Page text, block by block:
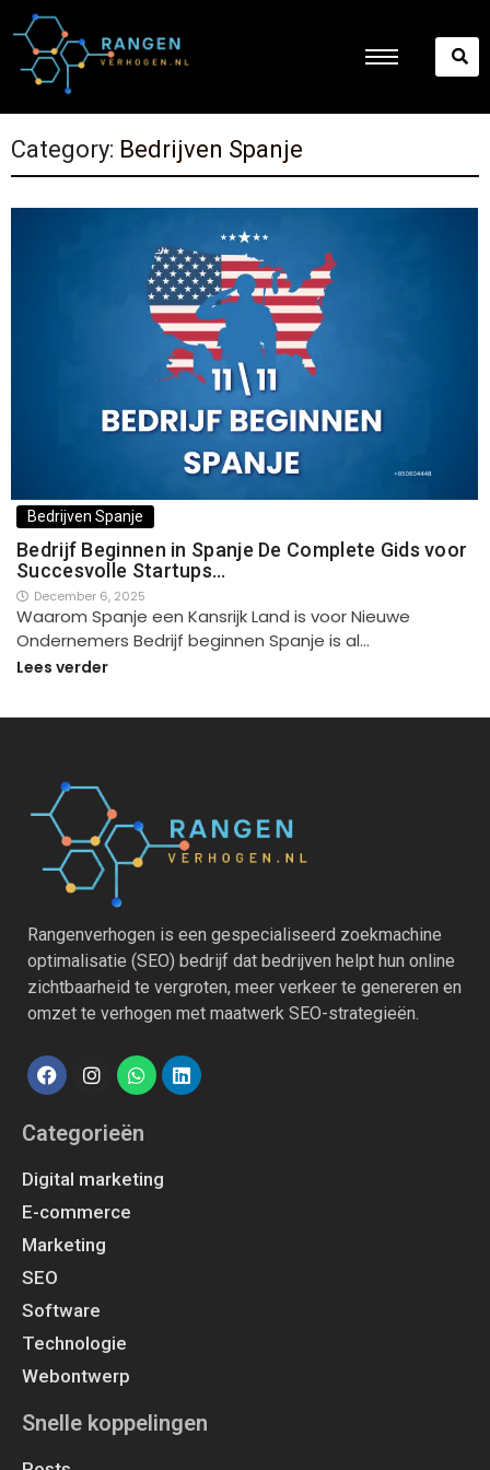
Category: Bedrijven Spanje
Bedrijven Spanje
Bedrijf Beginnen in Spanje De Complete Gids voor
Succesvolle Startups…
December 6, 2025
Waarom Spanje een Kansrijk Land is voor Nieuwe
Ondernemers Bedrijf beginnen Spanje is al…
Lees verder
Rangenverhogen is een gespecialiseerd zoekmachine
optimalisatie (SEO) bedrijf dat bedrijven helpt hun online
zichtbaarheid te vergroten, meer verkeer te genereren en
omzet te verhogen met maatwerk SEO-strategieën.
Categorieën
Digital marketing
E-commerce
Marketing
SEO
Software
Technologie
Webontwerp
Snelle koppelingen